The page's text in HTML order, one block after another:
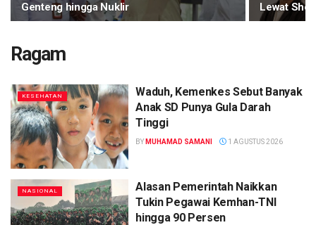
Genteng hingga Nuklir
Lewat
Ragam
KESEHATAN
Waduh, Kemenkes Sebut Banyak
Anak SD Punya Gula Darah
Tinggi
BY MUHAMAD SAMANI 1 AGUSTUS 2026
NASIONAL
Alasan Pemerintah Naikkan
Tukin Pegawai Kemhan-TNI
hingga 90 Persen